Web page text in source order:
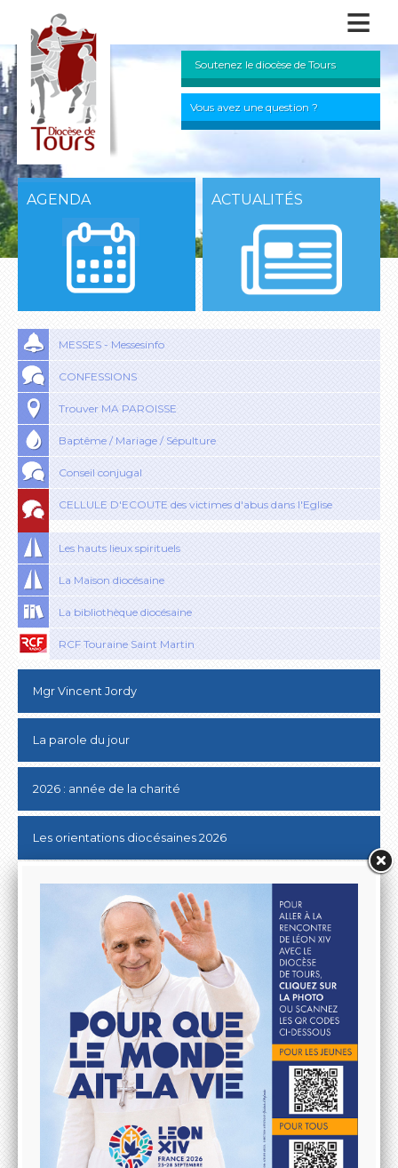
≡
Soutenez le diocèse de Tours
Vous avez une question ?
AGENDA ACTUALITÉS
MESSES - Messesinfo
CONFESSIONS
Trouver MA PAROISSE
Baptême / Mariage / Sépulture
Conseil conjugal
CELLULE D'ECOUTE des victimes d'abus dans l'Eglise
Les hauts lieux spirituels
La Maison diocésaine
La bibliothèque diocésaine
RCF Touraine Saint Martin
Mgr Vincent Jordy
La parole du jour
2026 : année de la charité
Les orientations diocésaines 2026
Donner au Denier
10 & 20 km de Tours
Lutter contre les ABUS SEXUELS dans l'Eglise
Aller à la rencontre du Pape